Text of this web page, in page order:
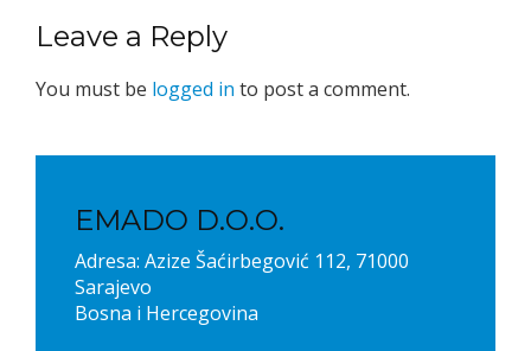
Leave a Reply
You must be logged in to post a comment.
EMADO D.O.O.
Adresa: Azize Šaćirbegović 112, 71000
Sarajevo
Bosna i Hercegovina